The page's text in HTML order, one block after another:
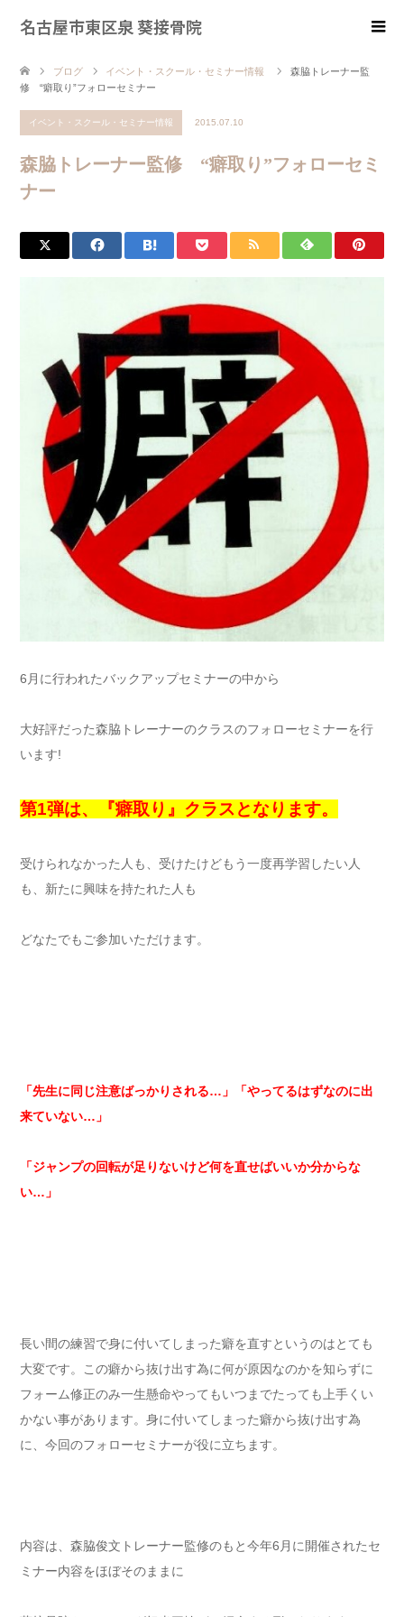
名古屋市東区泉 葵接骨院
ブログ イベント・スクール・セミナー情報
森脇トレーナー監
修 “癖取り”フォローセミナー
イベント・スクール・セミナー情報 2015.07.10
森脇トレーナー監修 “癖取り”フォローセミ
ナー
6月に行われたバックアップセミナーの中から
大好評だった森脇トレーナーのクラスのフォローセミナーを行
います!
第1弾は、『癖取り』クラスとなります。
受けられなかった人も、受けたけどもう一度再学習したい人
も、新たに興味を持たれた人も
どなたでもご参加いただけます。
「先生に同じ注意ばっかりされる…」「やってるはずなのに出
来ていない…」
「ジャンプの回転が足りないけど何を直せばいいか分からな
い…」
長い間の練習で身に付いてしまった癖を直すというのはとても
大変です。この癖から抜け出す為に何が原因なのかを知らずに
フォーム修正のみ一生懸命やってもいつまでたっても上手くい
かない事があります。身に付いてしまった癖から抜け出す為
に、今回のフォローセミナーが役に立ちます。
内容は、森脇俊文トレーナー監修のもと今年6月に開催されたセ
ミナー内容をほぼそのままに